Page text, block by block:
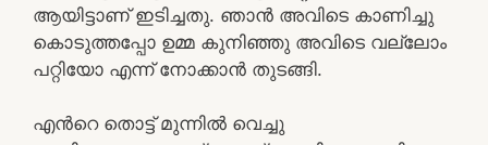
ആയിട്ടാണ് ഇടിച്ചതു. ഞാൻ അവിടെ കാണിച്ചു
കൊടുത്തപ്പോ ഉമ്മ കുനിഞ്ഞു അവിടെ വല്ലോം
പറ്റിയോ എന്ന് നോക്കാൻ തുടങ്ങി.
എൻറെ തൊട്ട് മുന്നിൽ വെച്ചു